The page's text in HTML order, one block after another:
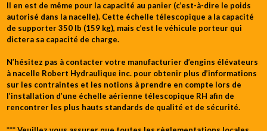
Il en est de même pour la capacité au panier (c’est-à-dire le poids
autorisé dans la nacelle). Cette échelle télescopique a la capacité
de supporter 350 lb (159 kg), mais c’est le véhicule porteur qui
dictera sa capacité de charge.
N’hésitez pas à contacter votre manufacturier d’engins élévateurs
à nacelle Robert Hydraulique inc. pour obtenir plus d’informations
sur les contraintes et les notions à prendre en compte lors de
l’installation d’une échelle aérienne télescopique RH afin de
rencontrer les plus hauts standards de qualité et de sécurité.